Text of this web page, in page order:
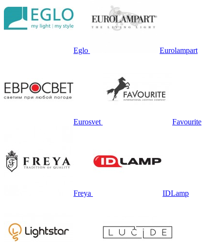
Eglo Eurolampart
Eurosvet Favourite
Freya IDLamp